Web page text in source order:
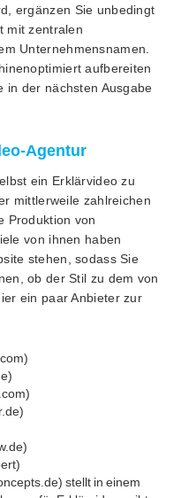
ergänzen Sie unbedingt
mit zentralen
Unternehmensnamen.
aufbereiten
in der nächsten Ausgabe
Agentur
ein Erklärvideo zu
mittlerweile zahlreichen
Produktion von
von ihnen haben
stehen, sodass Sie
ob der Stil zu dem von
ein paar Anbieter zur
stellt in einem